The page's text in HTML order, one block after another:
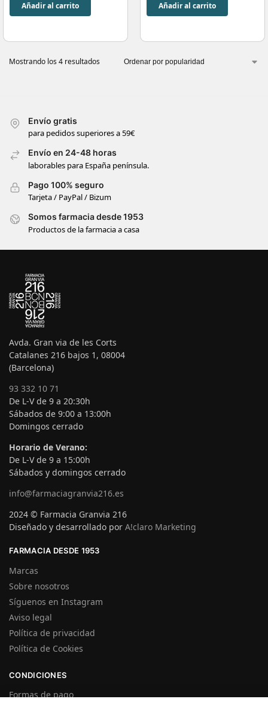
Añadir al carrito Añadir al carrito
Mostrando los 4 resultados
Envío gratis
para pedidos superiores a 59€
Envío en 24-48 horas
laborables para España península.
Pago 100% seguro
Tarjeta / PayPal / Bizum
Somos farmacia desde 1953
Productos de la farmacia a casa
Avda. Gran via de les Corts
Catalanes 216 bajos 1, 08004
(Barcelona)
93 332 10 71
De L-V de 9 a 20:30h
Sábados de 9:00 a 13:00h
Domingos cerrado
Horario de Verano:
De L-V de 9 a 15:00h
Sábados y domingos cerrado
info@farmaciagranvia216.es
2024 © Farmacia Granvia 216
Diseñado y desarrollado por A!claro Marketing
FARMACIA DESDE 1953
Marcas
Sobre nosotros
Síguenos en Instagram
Aviso legal
Política de privacidad
Política de Cookies
CONDICIONES
Formas de pago